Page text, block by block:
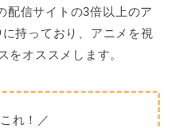
配信サイトの3倍以上のア
持っており、アニメを視
をオススメします。
れ！／